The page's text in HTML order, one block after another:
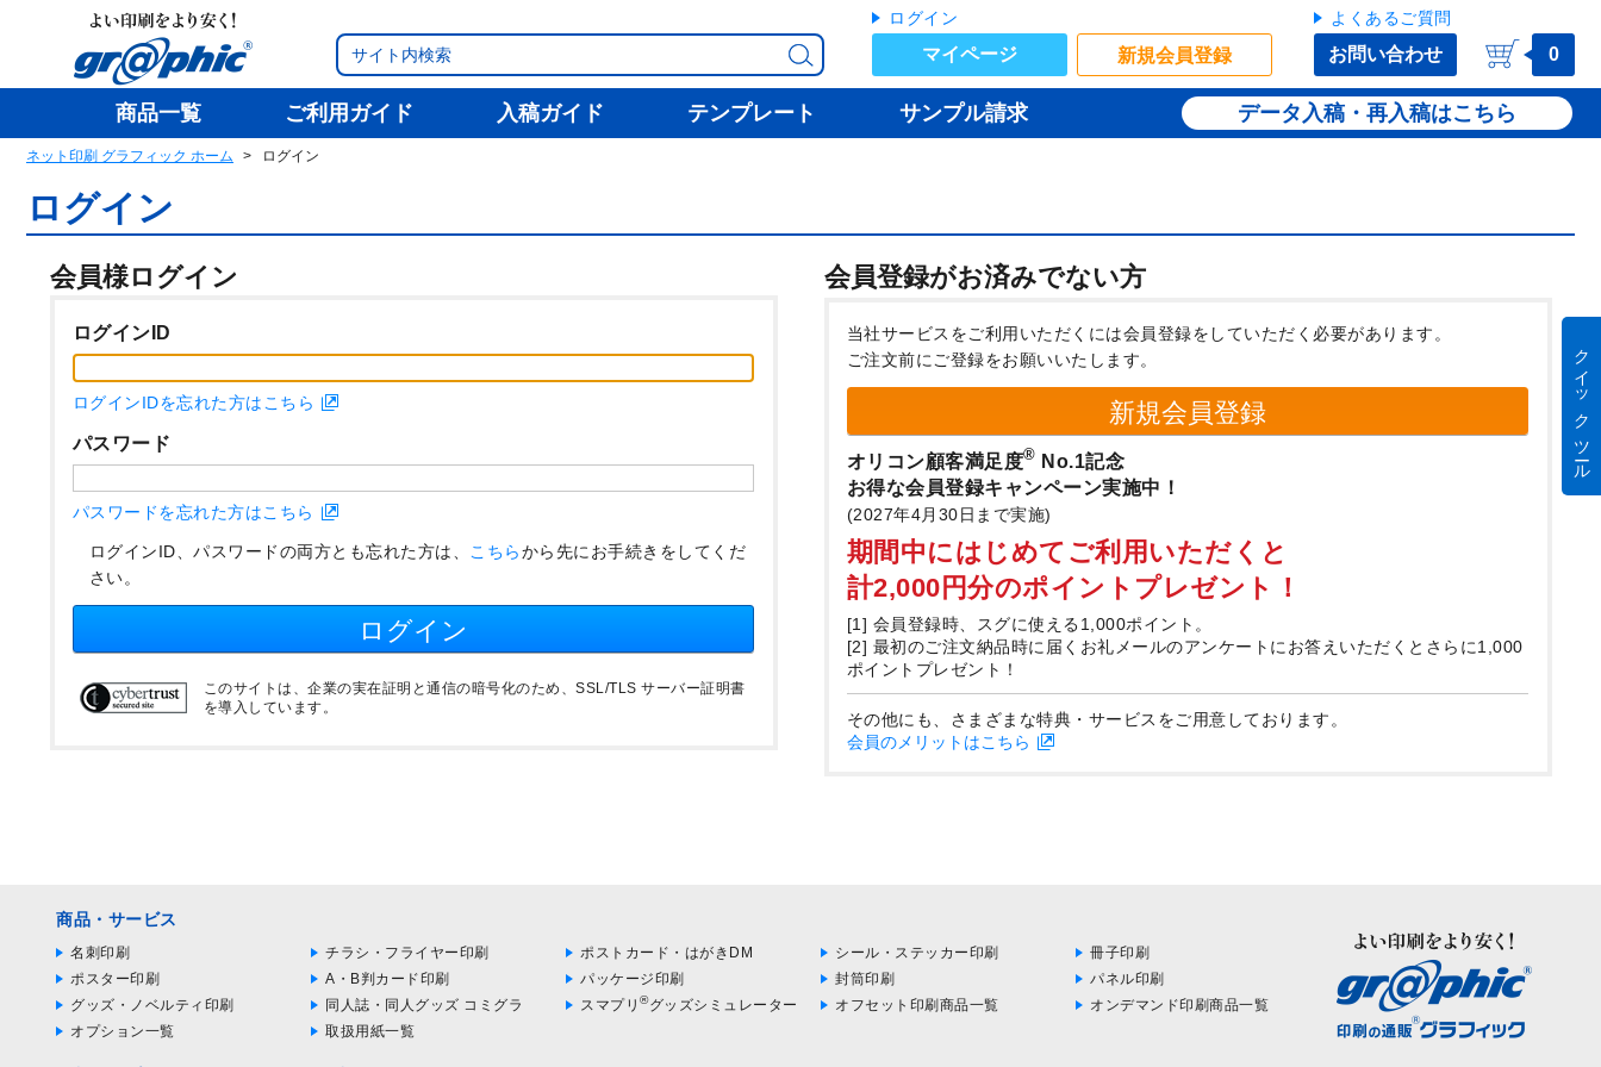
ログイン
マイページ 新規会員登録
よくあるご質問
お問い合わせ 0
商品一覧 ご利用ガイド 入稿ガイド テンプレート サンプル請求 データ入稿・再入稿
ネット印刷 グラフィック ホーム ログイン
ログイン
会員様ログイン 会員登録がお済みでない方
ログインID
ログインIDを忘れた方はこちら
パスワード
パスワードを忘れた方はこちら
ログインID、パスワードの両方とも忘れた方は、 こちらから先にお手続きをしてくだ
さい。
ログイン
このサイトは、企業の実在証明と通信の暗号化のため、SSL/TLS サーバー証明書
を導入しています。
当社サービスをご利用いただくには会員登録をしていただく必要があります。
ご注文前にご登録をお願いいたします。
新規会員登録
オリコン顧客満足度® No.1記念
お得な会員登録キャンペーン実施中！
(2027年4月30日まで実施)
期間中にはじめてご利用いただくと
計2,000円分のポイントプレゼント！
[1] 会員登録時、スグに使える1,000ポイント。
[2] 最初のご注文納品時に届くお礼メールのアンケートにお答えいただくとさらに1,000
ポイントプレゼント！
その他にも、さまざまな特典・サービスをご用意しております。
会員のメリットはこちら
商品・サービス
名刺印刷 チラシ・フライヤー印刷 ポストカード・はがきDM シール・ステッカー印刷
冊子印刷
ポスター印刷
A・B判カード印刷 パッケージ印刷 封筒印刷
パネル印刷
グッズ・ノベルティ印刷
同人誌・同人グッズ コミグラ スマプリ ®グッズシミュレーター オフセット印刷商品一覧
オンデマンド印刷商品一覧
オプション一覧
取扱用紙一覧
クイック ツール